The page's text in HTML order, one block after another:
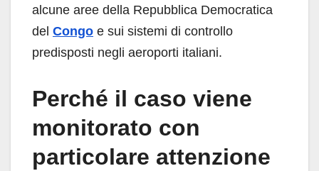
alcune aree della Repubblica Democratica
del Congo e sui sistemi di controllo
predisposti negli aeroporti italiani.
Perché il caso viene
monitorato con
particolare attenzione